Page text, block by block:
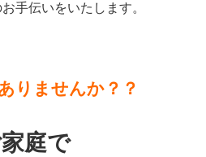
手伝いをいたします。
りませんか？？
庭で